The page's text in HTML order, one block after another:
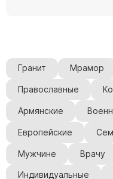
Гранит Мрамор
Православные
Армянские
Европейские
Мужчине Врачу
Индивидуальные